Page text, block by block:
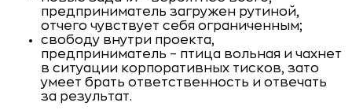
предприниматель загружен рутиной,
отчего чувствует себя ограниченным;
свободу внутри проекта,
предприниматель – птица вольная и чахнет
в ситуации корпоративных тисков, зато
умеет брать ответственность и отвечать
за результат.